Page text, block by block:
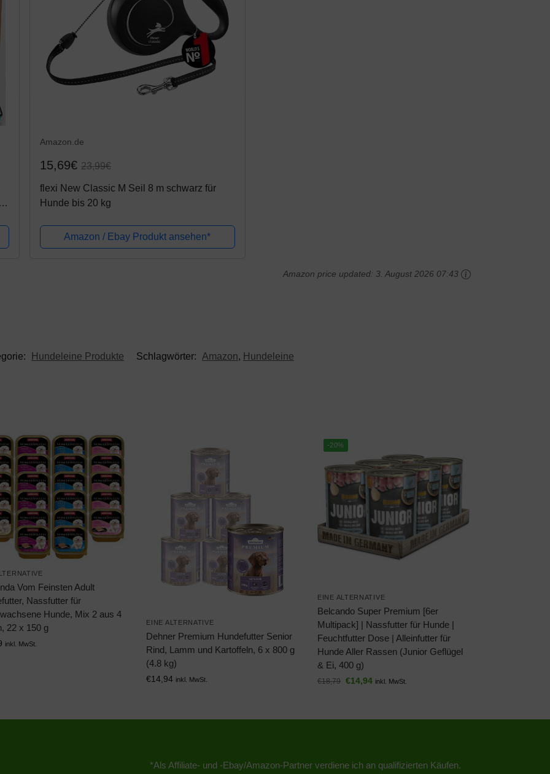
Amazon.de
15,69€23,99€
flexi New Classic M Seil 8 m schwarz für
Hunde bis 20 kg
Amazon / Ebay Produkt ansehen*
Amazon price updated: 3. August 2026 07:43
Hundeleine Produkte Schlagwörter: Amazon, Hundeleine
Vom Feinsten Adult
Nassfutter für
Hunde, Mix 2 aus 4
22 x 150 g
inkl. MwSt.
EINE ALTERNATIVE
Dehner Premium Hundefutter Senior
Rind, Lamm und Kartoffeln, 6 x 800 g
(4.8 kg)
€14,94 inkl. MwSt.
-20%
EINE ALTERNATIVE
Belcando Super Premium [6er
Multipack] | Nassfutter für Hunde |
Feuchtfutter Dose | Alleinfutter für
Hunde Aller Rassen (Junior Geflügel
& Ei, 400 g)
€18,79 €14,94 inkl. MwSt.
*Als Affiliate- und -Ebay/Amazon-Partner verdiene ich an qualifizierten Käufen.